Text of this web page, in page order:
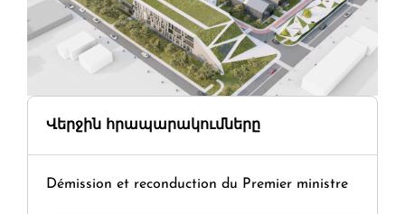
Վերջին հրապարակումները
Démission et reconduction du Premier ministre